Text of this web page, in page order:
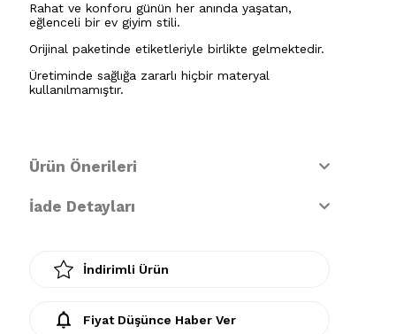
Rahat ve konforu günün her anında yaşatan,
eğlenceli bir ev giyim stili.
Orijinal paketinde etiketleriyle birlikte gelmektedir.
Üretiminde sağlığa zararlı hiçbir materyal
kullanılmamıştır.
Ürün Önerileri
İade Detayları
İndirimli Ürün
Fiyat Düşünce Haber Ver